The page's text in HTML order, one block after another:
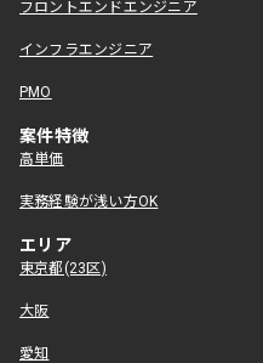
フロントエンドエンジニア
インフラエンジニア
PMO
案件特徴
高単価
実務経験が浅い方OK
エリア
東京都(23区)
大阪
愛知